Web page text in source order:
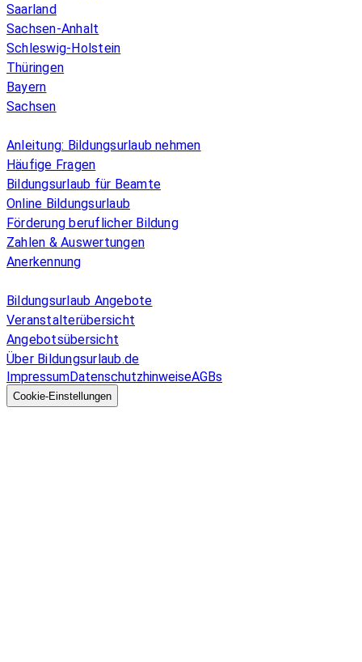
Saarland
Sachsen-Anhalt
Schleswig-Holstein
Thüringen
Bayern
Sachsen
Anleitung: Bildungsurlaub nehmen
Häufige Fragen
Bildungsurlaub für Beamte
Online Bildungsurlaub
Förderung beruflicher Bildung
Zahlen & Auswertungen
Anerkennung
Bildungsurlaub Angebote
Veranstalterübersicht
Angebotsübersicht
Über Bildungsurlaub.de
ImpressumDatenschutzhinweiseAGBs
Cookie-Einstellungen